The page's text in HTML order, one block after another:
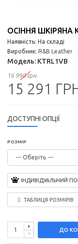
ОСІННЯ
Наявність: На складі
Виробник: R&B Leather
Модель: KTRL1VB
16 990 грн.
15 291
ДОСТУПНІ ОПЦІЇ
РОЗМІР
ІНДИВІДУАЛЬНИЙ
ТАБЛИЦЯ РОЗМІРІВ
+
-
ДО